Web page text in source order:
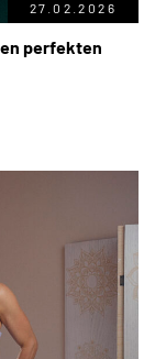
27.02.2026
perfekten